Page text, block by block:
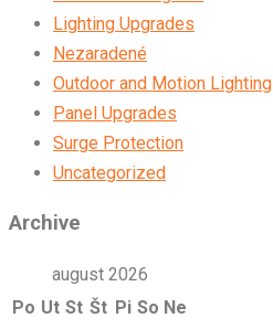
Lighting Upgrades
Nezaradené
Outdoor and Motion Lighting
Panel Upgrades
Surge Protection
Uncategorized
Archive
august 2026
Po Ut St Št Pi So Ne